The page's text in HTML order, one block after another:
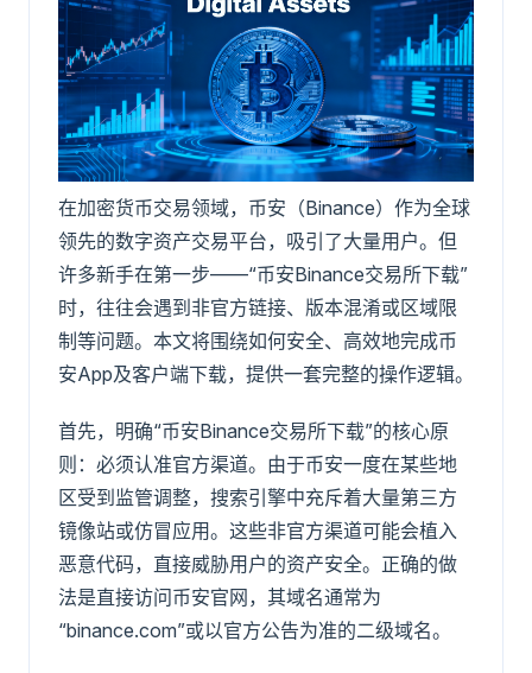
在加密货币交易领域，币安（Binance）作为全球
领先的数字资产交易平台，吸引了大量用户。但
许多新手在第一步——“币安Binance交易所下载”
时，往往会遇到非官方链接、版本混淆或区域限
制等问题。本文将围绕如何安全、高效地完成币
安App及客户端下载，提供一套完整的操作逻辑。
首先，明确“币安Binance交易所下载”的核心原
则：必须认准官方渠道。由于币安一度在某些地
区受到监管调整，搜索引擎中充斥着大量第三方
镜像站或仿冒应用。这些非官方渠道可能会植入
恶意代码，直接威胁用户的资产安全。正确的做
法是直接访问币安官网，其域名通常为
“binance.com”或以官方公告为准的二级域名。